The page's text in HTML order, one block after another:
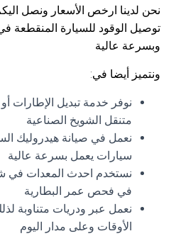
نحن لدينا ارخص الأسعار ونصل
توصيل الوقود للسيارة
وبسرعة عالية
ونتميز أيضا في:
نوفر خدمة تبديل الإطارات
متنقل الشويخ الصناعية
نعمل في صيانة هيدروليك
سيارات يعمل بسرعة عالية
نستخدم احدث المعدات في
في فحص عمر البطارية
نعمل عبر ودريات متناوبة
الأوقات وعلى مدار اليوم